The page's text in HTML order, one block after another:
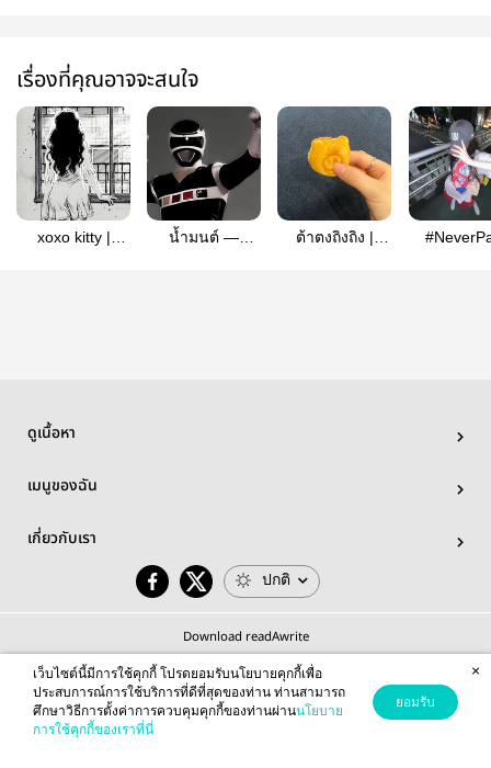
เรื่องที่คุณอาจจะสนใจ
xoxo kitty |
น้ำมนต์ —
ต้าตงถิงถิง |
ดูเนื้อหา
เมนูของฉัน
เกี่ยวกับเรา
ปกติ
Download readAwrite
© 2026 readAwrite.com by MEB Corporation Public Company Limited
This site is protected by reCAPTCHA and the Google
เว็บไซต์นี้มีการใช้คุกกี้ โปรดยอมรับนโยบายคุกกี้เพื่อ
ประสบการณ์การใช้บริการที่ดีที่สุดของท่าน ท่านสามารถ
ศึกษาวิธีการตั้งค่าการควบคุมคุกกี้ของท่านผ่านนโยบาย
การใช้คุกกี้ของเราที่นี่
ยอมรับ
×